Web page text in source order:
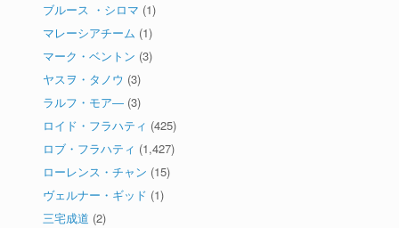
ブルース ・シロマ (1)
マレーシアチーム (1)
マーク・ベントン (3)
ヤスヲ・タノウ (3)
ラルフ・モア― (3)
ロイド・フラハティ (425)
ロブ・フラハティ (1,427)
ローレンス・チャン (15)
ヴェルナー・ギッド (1)
三宅成道 (2)